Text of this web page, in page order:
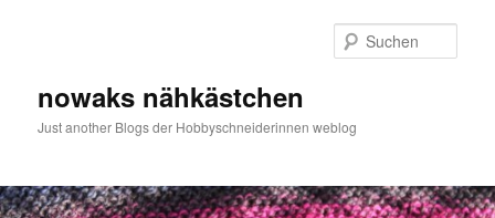
nowaks nähkästchen
Just another Blogs der Hobbyschneiderinnen weblog